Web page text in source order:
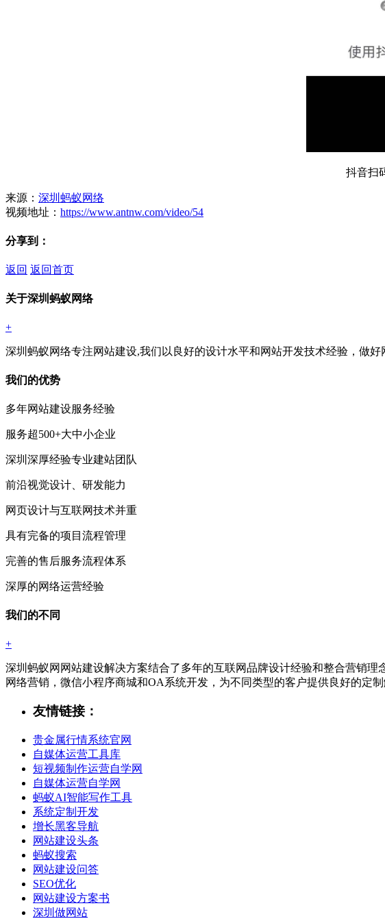
抖音扫
来源： 深圳蚂蚁网络
视频地址： https://www.antnw.com/video/54
分享到：
返回 返回首页
关于深圳蚂蚁网络
+
深圳蚂蚁网络专注网站建设,我们以良好的设计水平和网站开发技术经验，做
我们的优势
多年网站建设服务经验
服务超500+大中小企业
深圳深厚经验专业建站团队
前沿视觉设计、研发能力
网页设计与互联网技术并重
具有完备的项目流程管理
完善的售后服务流程体系
深厚的网络运营经验
我们的不同
+
深圳蚂蚁网网站建设解决方案结合了多年的互联网品牌设计经验和整合营销
网络营销，微信小程序商城和OA系统开发，为不同类型的客户提供良好的定
友情链接：
贵金属行情系统官网
自媒体运营工具库
短视频制作运营自学网
自媒体运营自学网
蚂蚁AI智能写作工具
系统定制开发
增长黑客导航
网站建设头条
蚂蚁搜索
网站建设问答
SEO优化
网站建设方案书
深圳做网站